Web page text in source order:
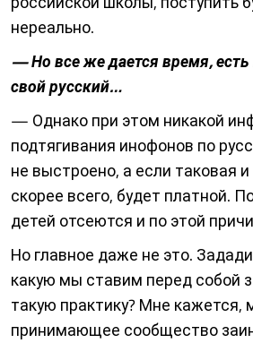
нереально.
— Но все же дается время,
свой русский…
— Однако при этом никакой
подтягивания инофонов по
не выстроено, а если таковая
скорее всего, будет платной.
детей отсеются и по этой
Но главное даже не это.
какую мы ставим перед собой
такую практику? Мне кажется,
принимающее сообщество